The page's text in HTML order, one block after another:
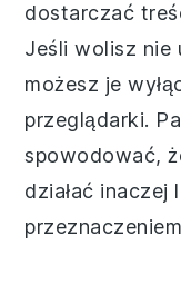
dostarczać
Jeśli wolisz nie
możesz je
przeglądarki.
spowodować,
działać inaczej